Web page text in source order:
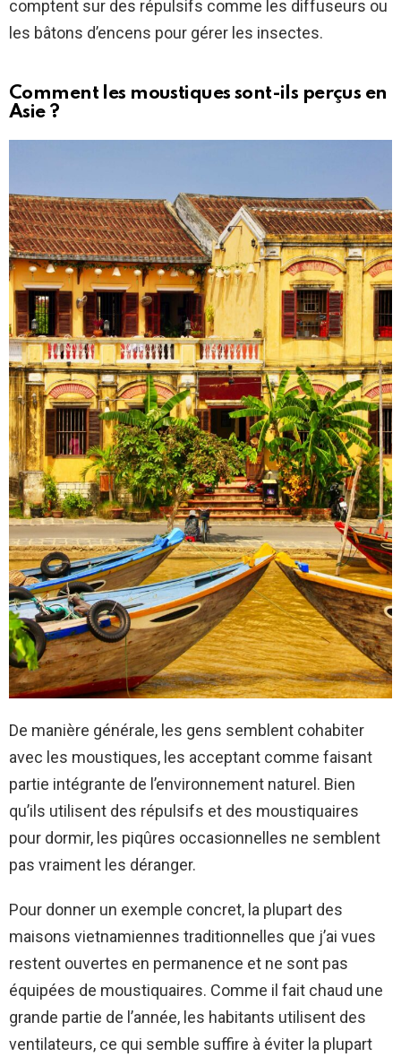
comptent sur des répulsifs comme les diffuseurs ou
les bâtons d’encens pour gérer les insectes.
Comment les moustiques sont-ils perçus en
Asie ?
De manière générale, les gens semblent cohabiter
avec les moustiques, les acceptant comme faisant
partie intégrante de l’environnement naturel. Bien
qu’ils utilisent des répulsifs et des moustiquaires
pour dormir, les piqûres occasionnelles ne semblent
pas vraiment les déranger.
Pour donner un exemple concret, la plupart des
maisons vietnamiennes traditionnelles que j’ai vues
restent ouvertes en permanence et ne sont pas
équipées de moustiquaires. Comme il fait chaud une
grande partie de l’année, les habitants utilisent des
ventilateurs, ce qui semble suffire à éviter la plupart